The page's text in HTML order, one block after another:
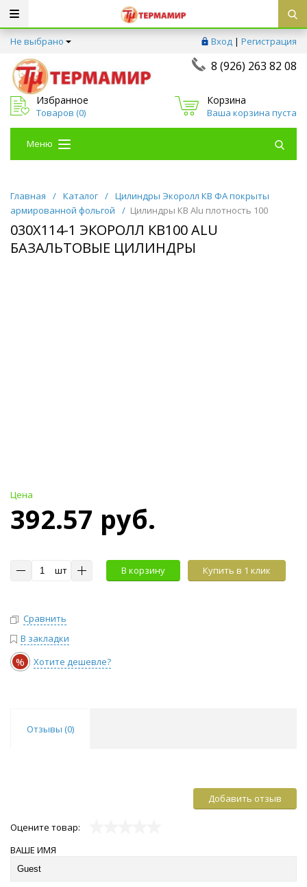
Не выбрано Вход | Регистрация
8 (926) 263 82 08
Избранное
Товаров (0)
Корзина
Ваша корзина пуста
Меню
Главная / Каталог / Цилиндры Экоролл КВ ФА покрыты
армированной фольгой
/ Цилиндры КВ Alu плотность 100
030Х114-1 ЭКОРОЛЛ КВ100 ALU
БАЗАЛЬТОВЫЕ ЦИЛИНДРЫ
Цена
392.57 руб.
шт В корзину Купить в 1 клик
Сравнить
В закладки
% Хотите дешевле?
Отзывы (0)
Добавить отзыв
Оцените товар:
ВАШЕ ИМЯ